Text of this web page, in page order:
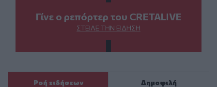
Γίνε ο ρεπόρτερ του CRETALIVE
ΣΤΕΊΛΕ ΤΗΝ ΕΊΔΗΣΗ
Ροή ειδήσεων Δημοφιλή